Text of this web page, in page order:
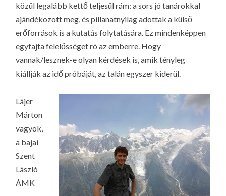
közül legalább kettő teljesül rám: a sors jó tanárokkal
ajándékozott meg, és pillanatnyilag adottak a külső
erőforrások is a kutatás folytatására. Ez mindenképpen
egyfajta felelősséget ró az emberre. Hogy
vannak/lesznek-e olyan kérdések is, amik tényleg
kiállják az idő próbáját, az talán egyszer kiderül.
Lájer
Márton
vagyok,
a bajai
Szent
László
ÁMK